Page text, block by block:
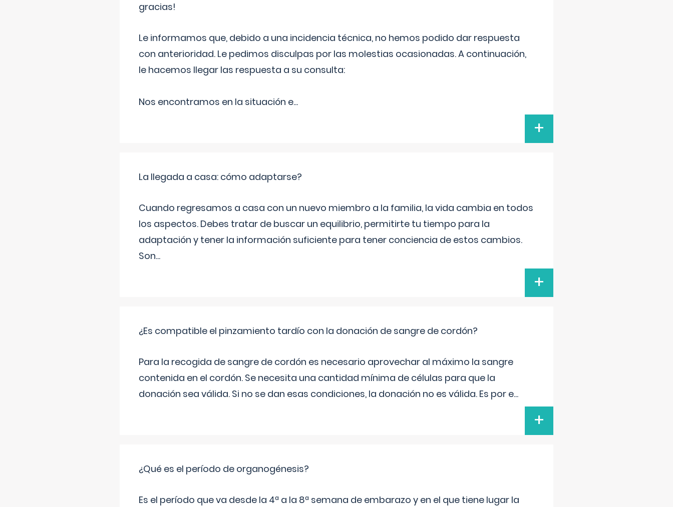
gracias!
Le informamos que, debido a una incidencia técnica, no hemos podido dar respuesta
con anterioridad. Le pedimos disculpas por las molestias ocasionadas. A continuación,
le hacemos llegar las respuesta a su consulta:
Nos encontramos en la situación e...
+
La llegada a casa: cómo adaptarse?
Cuando regresamos a casa con un nuevo miembro a la familia, la vida cambia en todos
los aspectos. Debes tratar de buscar un equilibrio, permitirte tu tiempo para la
adaptación y tener la información suficiente para tener conciencia de estos cambios.
Son...
+
¿Es compatible el pinzamiento tardío con la donación de sangre de cordón?
Para la recogida de sangre de cordón es necesario aprovechar al máximo la sangre
contenida en el cordón. Se necesita una cantidad mínima de células para que la
donación sea válida. Si no se dan esas condiciones, la donación no es válida. Es por e...
+
¿Qué es el período de organogénesis?
Es el período que va desde la 4ª a la 8ª semana de embarazo y en el que tiene lugar la